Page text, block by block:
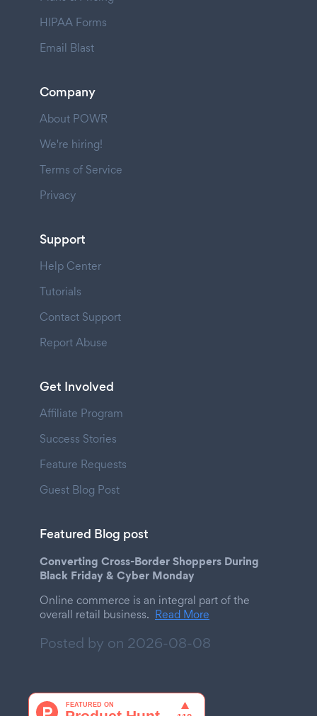
HIPAA Forms
Email Blast
Company
About POWR
We're hiring!
Terms of Service
Privacy
Support
Help Center
Tutorials
Contact Support
Report Abuse
Get Involved
Affiliate Program
Success Stories
Feature Requests
Guest Blog Post
Featured Blog post
Converting Cross-Border Shoppers During
Black Friday & Cyber Monday
Online commerce is an integral part of the
overall retail business. Read More
Posted by on 2026-08-08